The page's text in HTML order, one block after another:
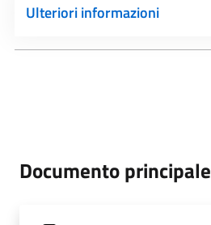
Ulteriori informazioni
Documento principale